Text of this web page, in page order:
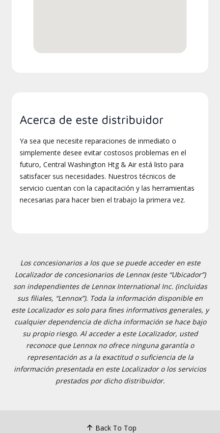
Acerca de este distribuidor
Ya sea que necesite reparaciones de inmediato o
simplemente desee evitar costosos problemas en el
futuro, Central Washington Htg & Air está listo para
satisfacer sus necesidades. Nuestros técnicos de
servicio cuentan con la capacitación y las herramientas
necesarias para hacer bien el trabajo la primera vez.
Los concesionarios a los que se puede acceder en este
Localizador de concesionarios de Lennox (este “Ubicador”)
son independientes de Lennox International Inc. (incluidas
sus filiales, “Lennox”). Toda la información disponible en
este Localizador es solo para fines informativos generales, y
cualquier dependencia de dicha información se hace bajo
su propio riesgo. Al acceder a este Localizador, usted
reconoce que Lennox no ofrece ninguna garantía o
representación as a la exactitud o suficiencia de la
información presentada en este Localizador o los servicios
prestados por dicho distribuidor.
Back To Top